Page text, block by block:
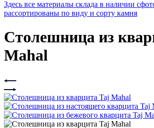
Здесь все материалы склада в наличии
рассортированы по виду и сорту камня
Столешница из
Mahal